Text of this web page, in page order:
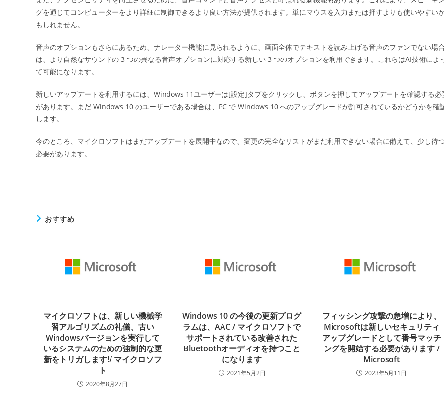
グを通じてコンピューターをより詳細に制御できるより良い方法が提供されます。単にマウスを入力または押すよりも使いやすい
もしれません。
音声のオプションもさらにあるため、ナレーター機能に見られるように、画面全体でテキストを読み上げる音声のファンでない場合
は、より自然なサウンドの 3 つの異なる音声オプションに対応する新しい 3 つのオプションを利用できます。これらはAI技術によ
て可能になります。
新しいアップデートを利用するには、Windows 11ユーザーは[設定]タブをクリックし、ボタンを押してアップデートを確認する必
があります。まだ Windows 10 のユーザーである場合は、PC で Windows 10 へのアップグレードが許可されているかどうかを確
します。
今のところ、マイクロソフトはまだアップデートを展開中なので、変更の完全なリストがまだ利用できない場合に備えて、少し待つ
必要があります。
おすすめ
マイクロソフトは、新しい機械学
習アルゴリズムの礼儀、古い
Windowsバージョンを実行して
いるシステムのための強制的な更
新をトリガします!/ マイクロソフ
ト
2020年8月27日
Windows 10 の今後の更新プログ
ラムは、AAC / マイクロソフトで
サポートされている改善された
Bluetoothオーディオを持つこと
になります
2021年5月2日
フィッシング攻撃の急増により、
Microsoftは新しいセキュリティ
アップグレードとして番号マッチ
ングを開始する必要があります /
Microsoft
2023年5月11日